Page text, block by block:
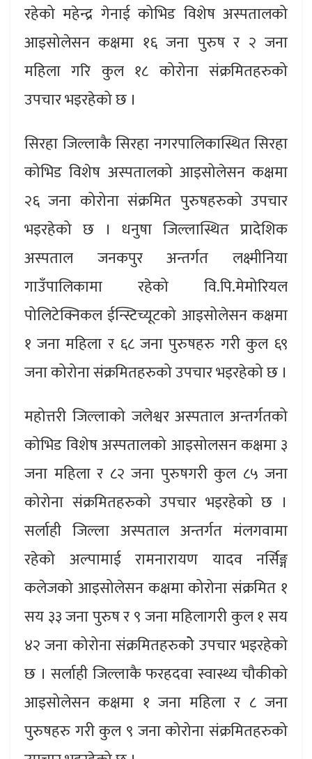
रहेको महेन्द्र गेनाई कोभिड विशेष अस्पतालको
आइसोलेसन कक्षमा १६ जना पुरुष र २ जना
महिला गरि कुल १८ कोरोना संक्रमितहरुको
उपचार भइरहेको छ ।
सिरहा जिल्लाकै सिरहा नगरपालिकास्थित सिरहा
कोभिड विशेष अस्पतालको आइसोलेसन कक्षमा
२६ जना कोरोना संक्रमित पुरुषहरुको उपचार
भइरहेको छ । धनुषा जिल्लास्थित प्रादेशिक
अस्पताल जनकपुर अन्तर्गत लक्ष्मीनिया
गाउँपालिकामा रहेको वि.पि.मेमोरियल
पोलिटेक्निकल ईन्स्टिच्यूटको आइसोलेसन कक्षमा
१ जना महिला र ६८ जना पुरुषहरु गरी कुल ६९
जना कोरोना संक्रमितहरुको उपचार भइरहेको छ ।
महोत्तरी जिल्लाको जलेश्वर अस्पताल अन्तर्गतको
कोभिड विशेष अस्पतालको आइसोलसन कक्षमा ३
जना महिला र ८२ जना पुरुषगरी कुल ८५ जना
कोरोना संक्रमितहरुको उपचार भइरहेको छ ।
सर्लाही जिल्ला अस्पताल अन्तर्गत मंलगवामा
रहेको अल्पामाई रामनारायण यादव नर्सिङ्ग
कलेजको आइसोलेसन कक्षमा कोरोना संक्रमित १
सय ३३ जना पुरुष र ९ जना महिलागरी कुल १ सय
४२ जना कोरोना संक्रमितहरुकोे उपचार भइरहेको
छ । सर्लाही जिल्लाकै फरहदवा स्वास्थ्य चौकीको
आइसोलेसन कक्षमा १ जना महिला र ८ जना
पुरुषहरु गरी कुल ९ जना कोरोना संक्रमितहरुको